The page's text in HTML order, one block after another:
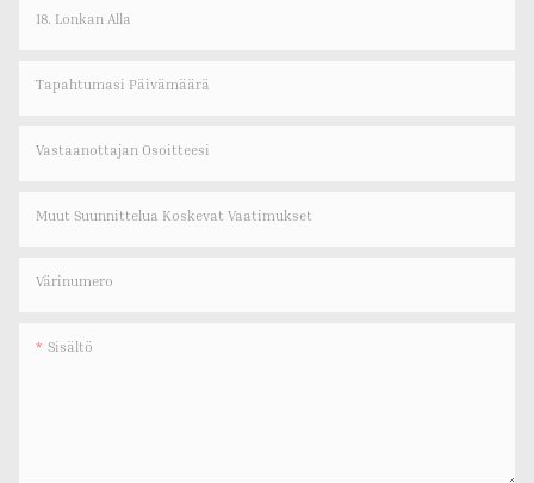
18. Lonkan Alla
Tapahtumasi Päivämäärä
Vastaanottajan Osoitteesi
Muut Suunnittelua Koskevat Vaatimukset
Värinumero
Sisältö